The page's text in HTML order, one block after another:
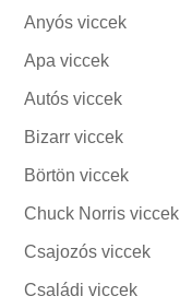
Anyós viccek
Apa viccek
Autós viccek
Bizarr viccek
Börtön viccek
Chuck Norris viccek
Csajozós viccek
Családi viccek